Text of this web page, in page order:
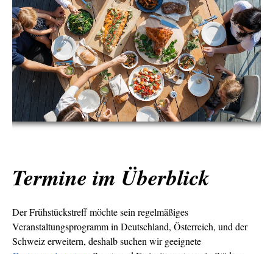
Termine im Überblick
Der Frühstückstreff möchte sein regelmäßiges
Veranstaltungsprogramm in Deutschland, Österreich, und der
Schweiz erweitern, deshalb suchen wir geeignete